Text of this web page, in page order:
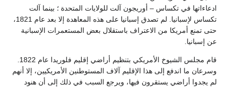
؛ بينما آلت
تكساس لإسبانيا. لم تصدق إسبانيا على هذه المعاهدة إلا بعد عام 1821،
الإسبانية
قام مجلس الشيوخ الأمريكي بتنظيم أراضي إقليم فلوريدا عام 1822.
الأمريكيين، إلا أنهم
في ذلك إلى أن هنود